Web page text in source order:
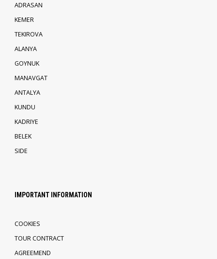
ADRASAN
KEMER
TEKIROVA
ALANYA
GOYNUK
MANAVGAT
ANTALYA
KUNDU
KADRIYE
BELEK
SIDE
IMPORTANT INFORMATION
COOKIES
TOUR CONTRACT
AGREEMEND